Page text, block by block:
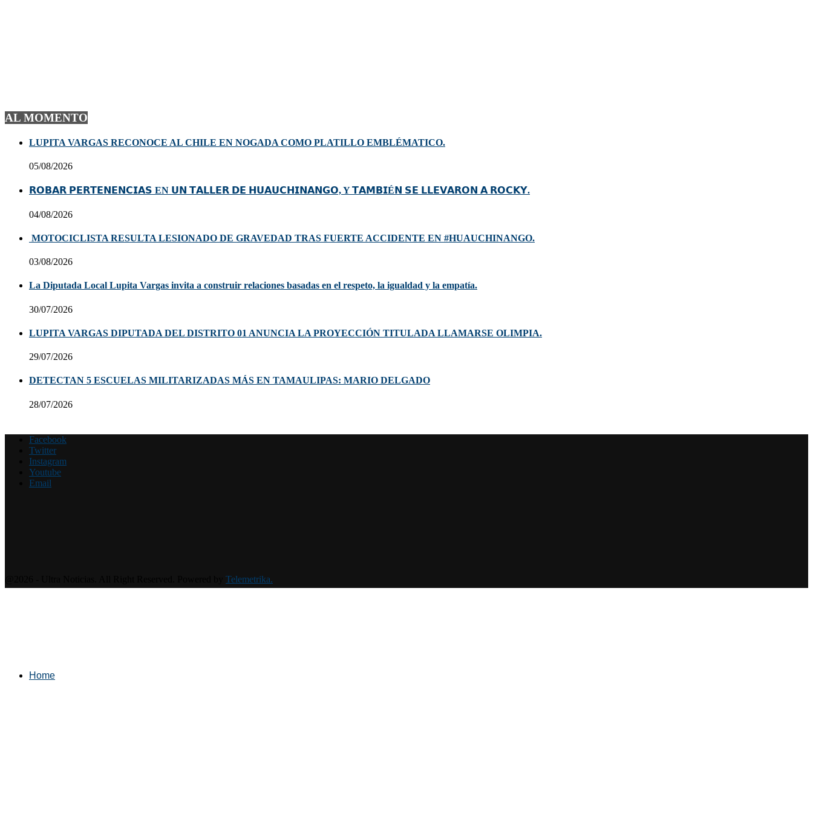
AL MOMENTO
LUPITA VARGAS RECONOCE AL CHILE EN NOGADA COMO PLATILLO EMBLÉMATICO.
05/08/2026
𝗥𝗢𝗕𝗔𝗥 𝗣𝗘𝗥𝗧𝗘𝗡𝗘𝗡𝗖𝗜𝗔𝗦 EN 𝗨𝗡 𝗧𝗔𝗟𝗟𝗘𝗥 𝗗𝗘 𝗛𝗨𝗔𝗨𝗖𝗛𝗜𝗡𝗔𝗡𝗚𝗢, Y 𝗧𝗔𝗠𝗕𝗜É𝗡 𝗦𝗘 𝗟𝗟𝗘𝗩𝗔𝗥𝗢𝗡 𝗔 𝗥𝗢𝗖𝗞𝗬.
04/08/2026
MOTOCICLISTA RESULTA LESIONADO DE GRAVEDAD TRAS FUERTE ACCIDENTE EN #HUAUCHINANGO.
03/08/2026
La Diputada Local Lupita Vargas invita a construir relaciones basadas en el respeto, la igualdad y la empatía.
30/07/2026
LUPITA VARGAS DIPUTADA DEL DISTRITO 01 ANUNCIA LA PROYECCIÓN TITULADA LLAMARSE OLIMPIA.
29/07/2026
DETECTAN 5 ESCUELAS MILITARIZADAS MÁS EN TAMAULIPAS: MARIO DELGADO
28/07/2026
Facebook
Twitter
Instagram
Youtube
Email
Telemetrika.
Home